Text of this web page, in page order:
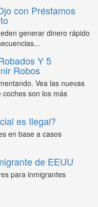
con Préstamos
generar dinero rápido
Y 5
Robos
Vea las nuevas
son los más
es Ilegal?
en base a casos
de EEUU
para inmigrantes